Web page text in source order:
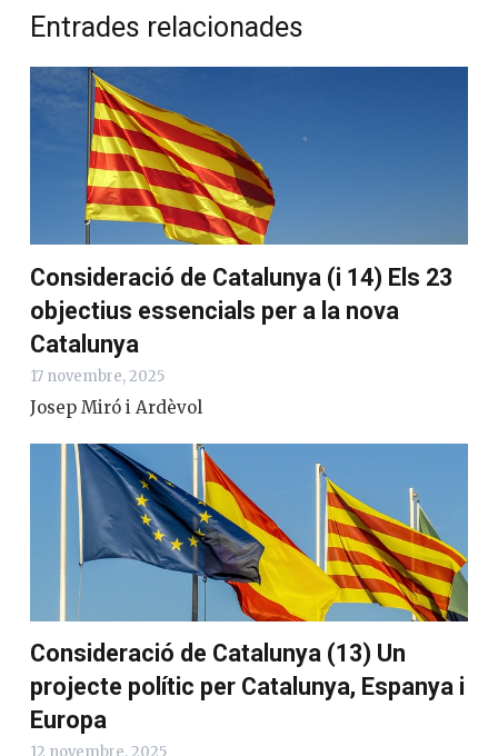
Entrades relacionades
Consideració de Catalunya (i 14) Els 23
objectius essencials per a la nova
Catalunya
17 novembre, 2025
Josep Miró i Ardèvol
Consideració de Catalunya (13) Un
projecte polític per Catalunya, Espanya i
Europa